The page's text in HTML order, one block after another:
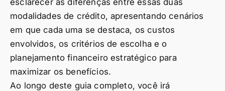
modalidades de crédito, apresentando cenários
em que cada uma se destaca, os custos
envolvidos, os critérios de escolha e o
planejamento financeiro estratégico para
maximizar os benefícios.
Ao longo deste guia completo, você irá